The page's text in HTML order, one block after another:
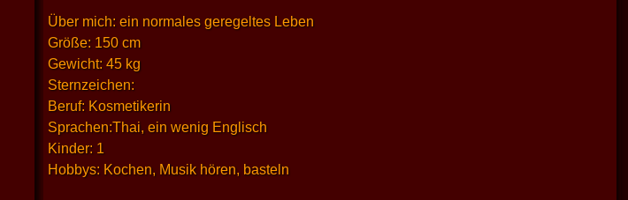
Über mich: ein normales geregeltes Leben
Größe: 150 cm
Gewicht: 45 kg
Sternzeichen:
Beruf: Kosmetikerin
Sprachen:Thai, ein wenig Englisch
Kinder: 1
Hobbys: Kochen, Musik hören, basteln